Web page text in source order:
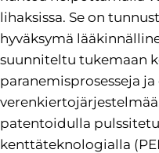
lihaksissa. Se on
hyväksymä
suunniteltu tukemaan
paranemisprosesseja
patentoidulla
kenttäteknologialla